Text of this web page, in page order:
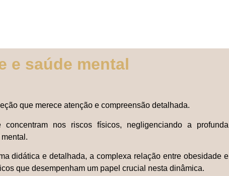
e saúde mental
que merece atenção e compreensão detalhada.
nos riscos físicos, negligenciando a profunda
didática e detalhada, a complexa relação entre obesidade e
que desempenham um papel crucial nesta dinâmica.